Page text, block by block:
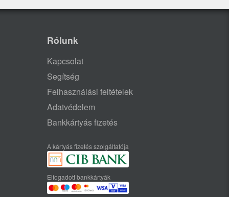
Rólunk
Kapcsolat
Segítség
Felhasználási feltételek
Adatvédelem
Bankkártyás fizetés
A kártyás fizetés szolgáltatója
Elfogadott bankkártyák